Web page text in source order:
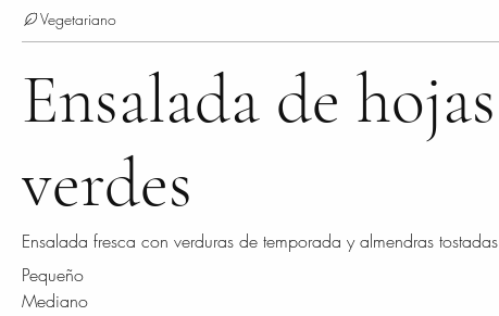
Vegetariano
Ensalada de hojas
verdes
Ensalada fresca con verduras de temporada y almendras tostadas
Pequeño
Mediano